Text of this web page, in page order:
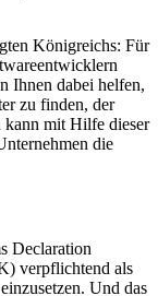
Königreichs: Für
Ihnen dabei helfen,
zu finden, der
kann mit Hilfe dieser
die
Declaration
verpflichtend als
Und das